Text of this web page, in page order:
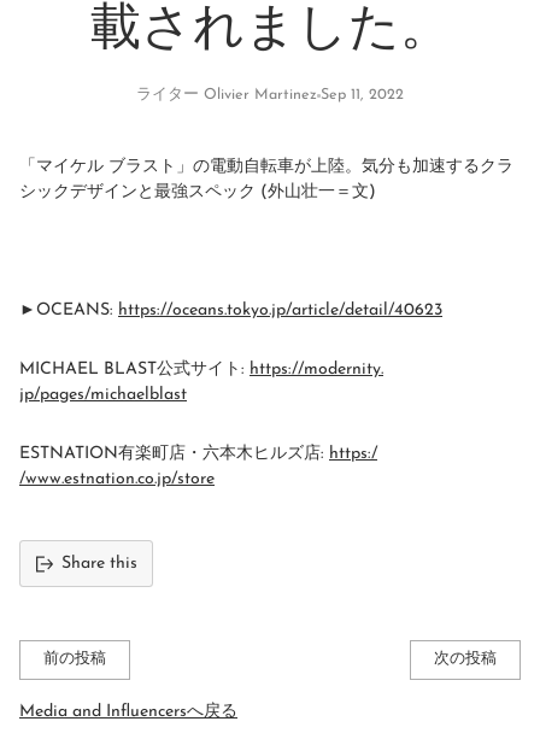
載されました。
ライター Olivier Martinez Sep 11, 2022
「マイケル ブラスト」の電動自転車が上陸。 気分も加速するクラ
シックデザインと最強スペック (外山壮一＝文)
►OCEANS: https://oceans.tokyo.jp/article/detail/40623
MICHAEL BLAST公式サイト: https://modernity.
jp/pages/michaelblast
ESTNATION有楽町店・六本木ヒルズ店: https:/
/www.estnation.co.jp/store
Share this
前の投稿 次の投稿
Media and Influencersへ戻る